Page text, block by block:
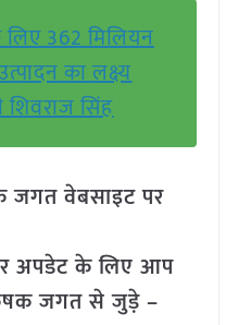
362 मिलियन
का लक्ष्य
शिवराज सिंह
जगत वेबसाइट पर
अपडेट के लिए आप
जगत से जुड़े –